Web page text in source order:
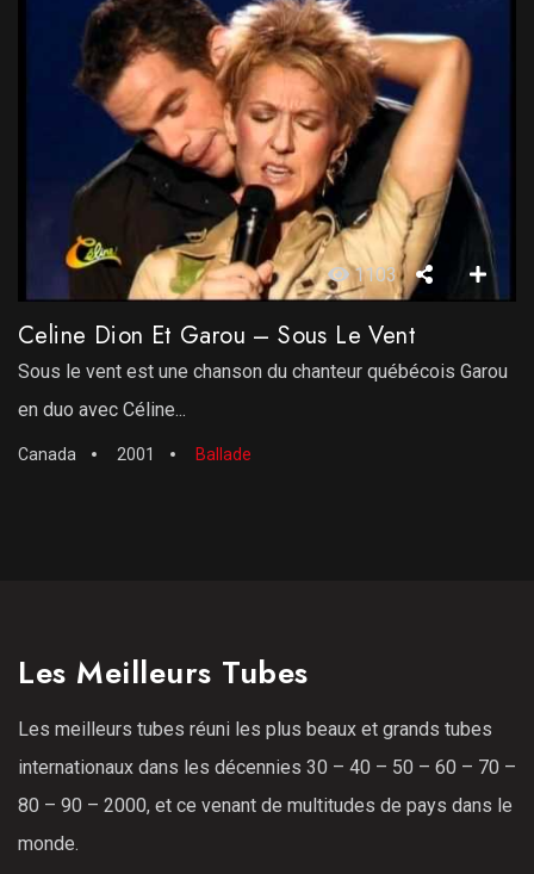
1103
Celine Dion Et Garou – Sous Le Vent
Sous le vent est une chanson du chanteur québécois Garou
en duo avec Céline...
Canada 2001 Ballade
Les Meilleurs Tubes
Les meilleurs tubes réuni les plus beaux et grands tubes
internationaux dans les décennies 30 – 40 – 50 – 60 – 70 –
80 – 90 – 2000, et ce venant de multitudes de pays dans le
monde.